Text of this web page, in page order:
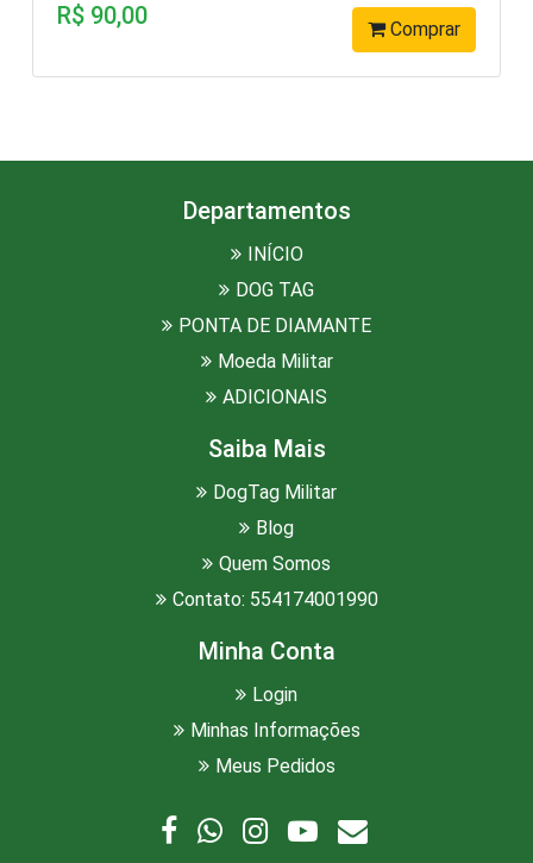
R$ 79,90 Comprar
Departamentos
INÍCIO
DOG TAG
PONTA DE DIAMANTE
Moeda Militar
ADICIONAIS
Saiba Mais
DogTag Militar
Blog
Quem Somos
Contato: 554174001990
Minha Conta
Login
Minhas Informações
Meus Pedidos